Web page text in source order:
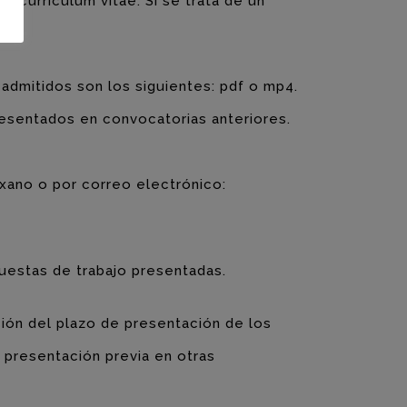
son los siguientes: pdf o mp4.
en convocatorias anteriores.
o por correo electrónico:
de trabajo presentadas.
del plazo de presentación de los
previa en otras